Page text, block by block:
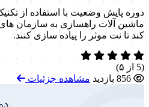
دوره پایش وضعیت با استفاده از
ماشین آلات راهسازی به سازمان
کند تا نت موثر را پیاده سازی کنند.
(5 از ۵)
مشاهده جزئیات